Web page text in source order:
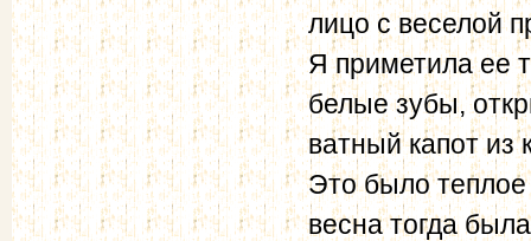
лицо с веселой
Я приметила ее
белые зубы,
ватный капот из
Это было теплое
весна тогда